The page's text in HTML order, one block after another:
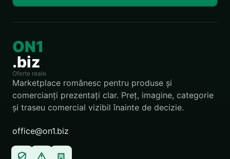
ON1
.biz
Oferte reale
Marketplace românesc pentru produse și
comercianți prezentați clar. Preț, imagine, categorie
și traseu comercial vizibil înainte de decizie.
office@on1.biz